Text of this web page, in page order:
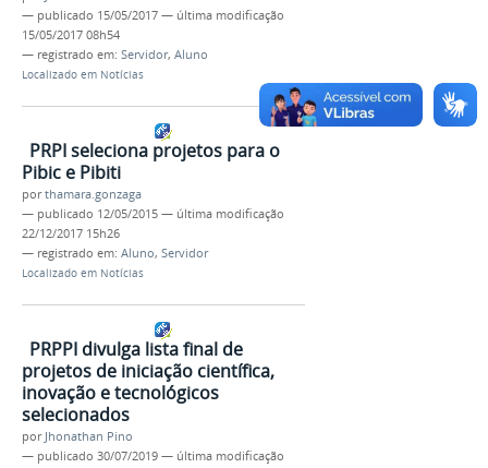
— publicado 15/05/2017 — última modificação
15/05/2017 08h54
— registrado em: Servidor, Aluno
Localizado em Notícias
PRPI seleciona projetos para o
Pibic e Pibiti
porthamara.gonzaga
— publicado 12/05/2015 — última modificação
22/12/2017 15h26
— registrado em: Aluno, Servidor
Localizado em Notícias
PRPPI divulga lista final de
projetos de iniciação científica,
inovação e tecnológicos
selecionados
por Jhonathan Pino
— publicado 30/07/2019 — última modificação